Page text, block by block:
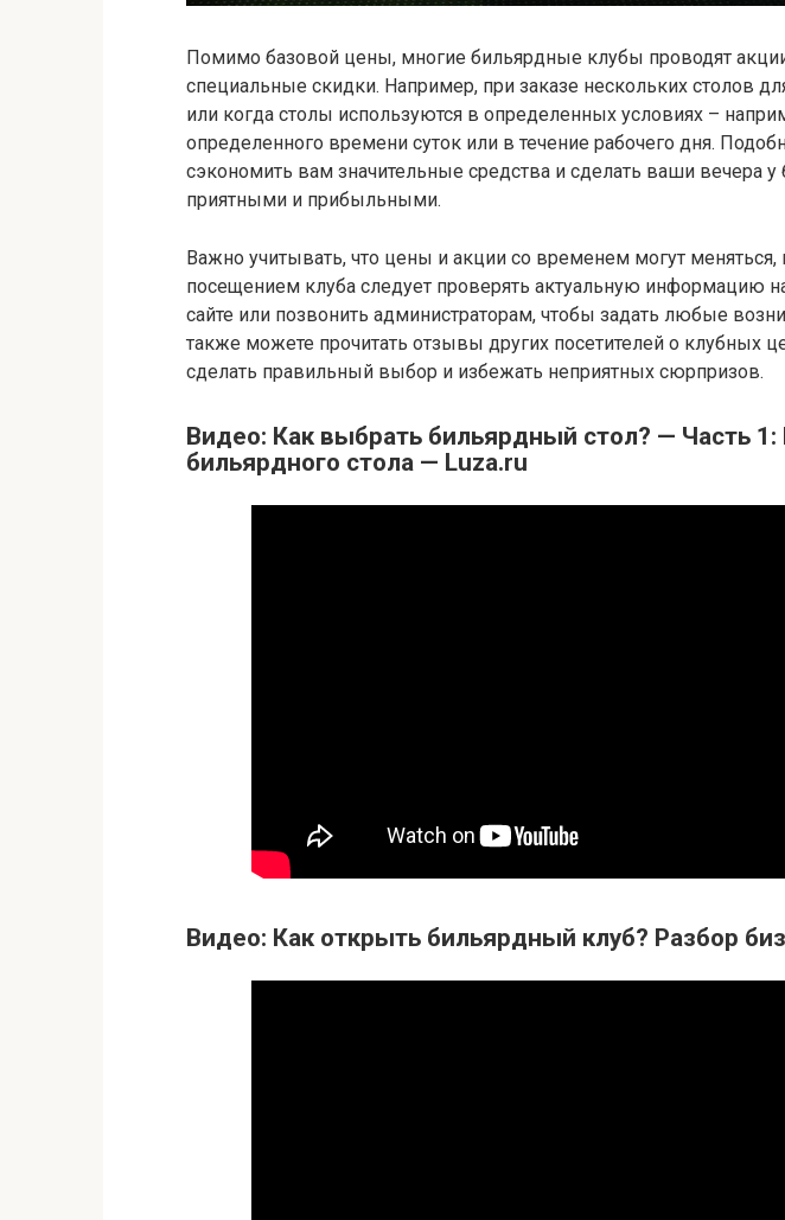
Помимо базовой цены, многие бильярдные клубы проводят
специальные скидки. Например, при заказе нескольких столов
или когда столы используются в определенных условиях –
определенного времени суток или в течение рабочего дня.
сэкономить вам значительные средства и сделать ваши вечера у
приятными и прибыльными.
Важно учитывать, что цены и акции со временем могут меняться,
посещением клуба следует проверять актуальную информацию
сайте или позвонить администраторам, чтобы задать любые
также можете прочитать отзывы других посетителей о клубных
сделать правильный выбор и избежать неприятных сюрпризов.
Видео: Как выбрать бильярдный стол? — Часть
бильярдного стола — Luza.ru
Видео: Как открыть бильярдный клуб? Разбор